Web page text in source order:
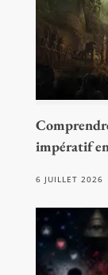
impératif
6 JUILLET 2026